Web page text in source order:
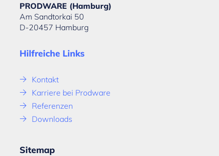
PRODWARE (Hamburg)
Am Sandtorkai 50
D-20457 Hamburg
Hilfreiche Links
Kontakt
Karriere bei Prodware
Referenzen
Downloads
Sitemap